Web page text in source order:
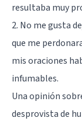
resultaba muy
2. No me gusta
que me
mis oraciones
infumables.
Una opinión
desprovista de